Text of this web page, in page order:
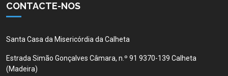
CONTACTE-NOS
Santa Casa da Misericórdia da Calheta
Estrada Simão Gonçalves Câmara, n.º 91 9370-139 Calheta
(Madeira)